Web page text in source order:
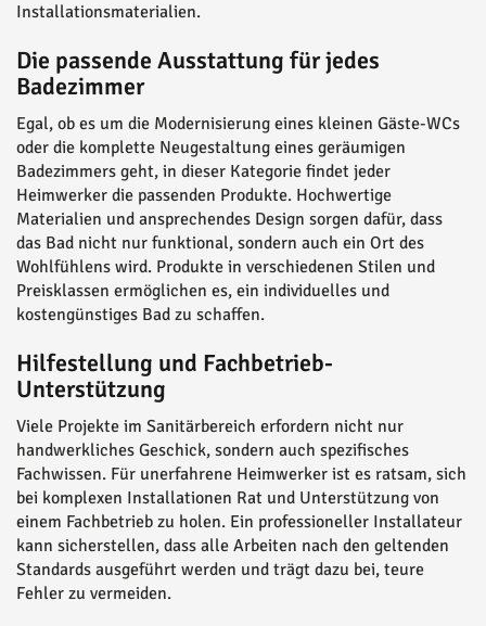
Installationsmaterialien.
Die passende Ausstattung für jedes
Badezimmer
Egal, ob es um die Modernisierung eines kleinen Gäste-WCs
oder die komplette Neugestaltung eines geräumigen
Badezimmers geht, in dieser Kategorie findet jeder
Heimwerker die passenden Produkte. Hochwertige
Materialien und ansprechendes Design sorgen dafür, dass
das Bad nicht nur funktional, sondern auch ein Ort des
Wohlfühlens wird. Produkte in verschiedenen Stilen und
Preisklassen ermöglichen es, ein individuelles und
kostengünstiges Bad zu schaffen.
Hilfestellung und Fachbetrieb-
Unterstützung
Viele Projekte im Sanitärbereich erfordern nicht nur
handwerkliches Geschick, sondern auch spezifisches
Fachwissen. Für unerfahrene Heimwerker ist es ratsam, sich
bei komplexen Installationen Rat und Unterstützung von
einem Fachbetrieb zu holen. Ein professioneller Installateur
kann sicherstellen, dass alle Arbeiten nach den geltenden
Standards ausgeführt werden und trägt dazu bei, teure
Fehler zu vermeiden.